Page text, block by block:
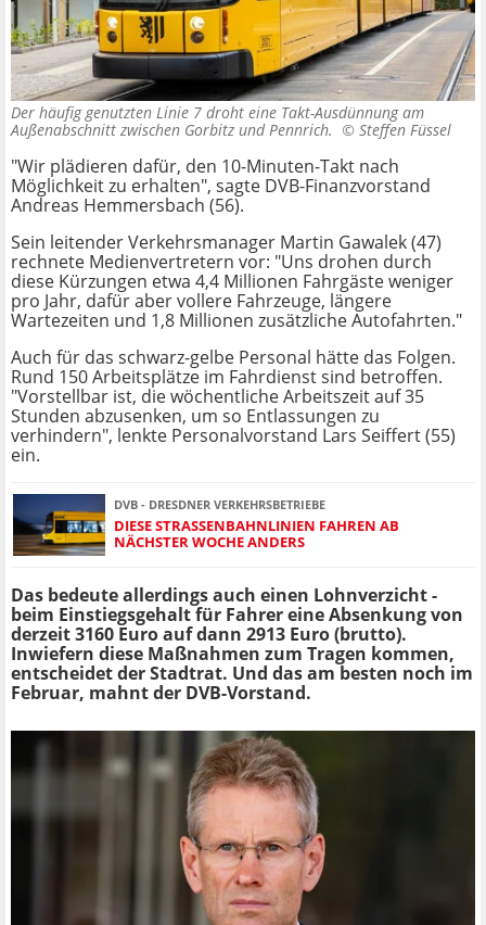
Der häufig genutzten Linie 7 droht eine Takt-Ausdünnung am
Außenabschnitt zwischen Gorbitz und Pennrich. © Steffen Füssel
"Wir plädieren dafür, den 10-Minuten-Takt nach
Möglichkeit zu erhalten", sagte DVB-Finanzvorstand
Andreas Hemmersbach (56).
Sein leitender Verkehrsmanager Martin Gawalek (47)
rechnete Medienvertretern vor: "Uns drohen durch
diese Kürzungen etwa 4,4 Millionen Fahrgäste weniger
pro Jahr, dafür aber vollere Fahrzeuge, längere
Wartezeiten und 1,8 Millionen zusätzliche Autofahrten."
Auch für das schwarz-gelbe Personal hätte das Folgen.
Rund 150 Arbeitsplätze im Fahrdienst sind betroffen.
"Vorstellbar ist, die wöchentliche Arbeitszeit auf 35
Stunden abzusenken, um so Entlassungen zu
verhindern", lenkte Personalvorstand Lars Seiffert (55)
ein.
DVB - DRESDNER VERKEHRSBETRIEBE
DIESE STRASSENBAHNLINIEN FAHREN AB N
ÄCHSTER WOCHE ANDERS
Das bedeute allerdings auch einen Lohnverzicht -
beim Einstiegsgehalt für Fahrer eine Absenkung von
derzeit 3160 Euro auf dann 2913 Euro (brutto).
Inwiefern diese Maßnahmen zum Tragen kommen,
entscheidet der Stadtrat. Und das am besten noch im
Februar, mahnt der DVB-Vorstand.